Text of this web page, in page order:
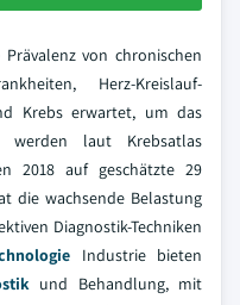
von chronischen
Herz-Kreislauf-
Krebs erwartet, um das
werden laut Krebsatlas
2018 auf geschätzte 29
die wachsende Belastung
Diagnostik-Techniken
Industrie bieten
und Behandlung, mit